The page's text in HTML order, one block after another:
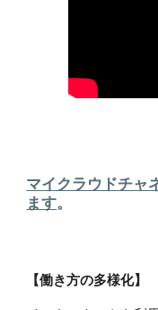
マイクラウドチャ
ます。
【働き方の多様化】